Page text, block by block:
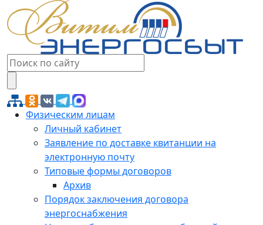
Физическим лицам
Личный кабинет
Заявление по доставке квитанции на
электронную почту
Типовые формы договоров
Архив
Порядок заключения договора
энергоснабжения